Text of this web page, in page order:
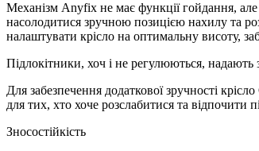
Механізм Anyfix не має функції гойдання, але
насолодитися зручною позицією нахилу та
налаштувати крісло на оптимальну висоту,
Підлокітники, хоч і не регулюються,
Для забезпечення додаткової зручності
для тих, хто хоче розслабитися та відпочити
Зносостійкість